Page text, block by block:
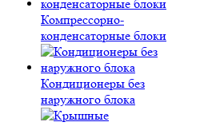
Компрессорно-
конденсаторные блоки
Кондиционеры без
наружного блока